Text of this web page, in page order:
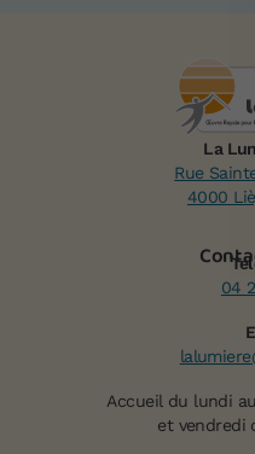
La
Rue
4000
04
Accueil du lundi
et vendredi